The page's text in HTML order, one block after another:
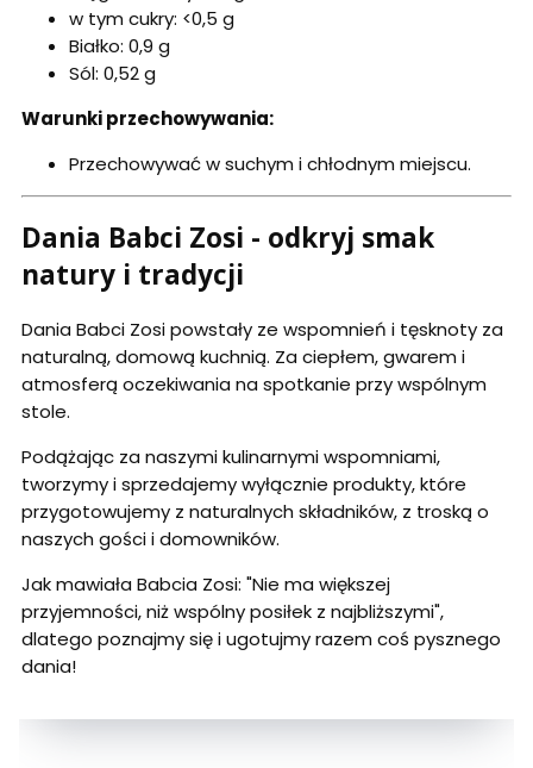
w tym cukry: <0,5 g
Białko: 0,9 g
Sól: 0,52 g
Warunki przechowywania:
Przechowywać w suchym i chłodnym miejscu.
Dania Babci Zosi - odkryj smak
natury i tradycji
Dania Babci Zosi powstały ze wspomnień i tęsknoty za
naturalną, domową kuchnią. Za ciepłem, gwarem i
atmosferą oczekiwania na spotkanie przy wspólnym
stole.
Podążając za naszymi kulinarnymi wspomniami,
tworzymy i sprzedajemy wyłącznie produkty, które
przygotowujemy z naturalnych składników, z troską o
naszych gości i domowników.
Jak mawiała Babcia Zosi: "Nie ma większej
przyjemności, niż wspólny posiłek z najbliższymi",
dlatego poznajmy się i ugotujmy razem coś pysznego
dania!